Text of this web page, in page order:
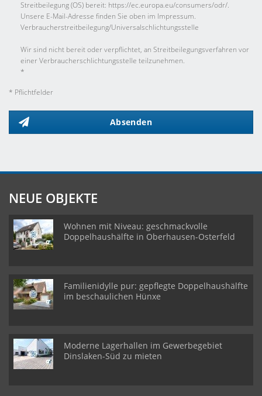
Streitbeilegung (OS) bereit: https://ec.europa.eu/consumers/odr/.
Unsere E-Mail-Adresse finden Sie oben im Impressum.
Verbraucher­streit­beilegung/Universal­schlichtungs­stelle
Wir sind nicht bereit oder verpflichtet, an Streitbeilegungsverfahren vor
einer Verbraucherschlichtungsstelle teilzunehmen.
*
* Pflichtfelder
Absenden
NEUE OBJEKTE
Wohnen mit Niveau: geschmackvolle
Doppelhaushälfte in Oberhausen-Osterfeld
Familienidylle pur: gepflegte Doppelhaushälfte
im beschaulichen Hünxe
Moderne Lagerhallen im Gewerbegebiet
Dinslaken-Süd zu mieten